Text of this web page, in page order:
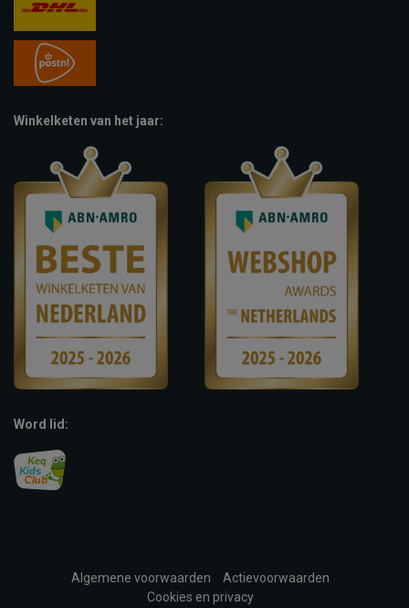
Winkelketen van het jaar:
Word lid:
Algemene voorwaarden
Actievoorwaarden
Cookies en privacy